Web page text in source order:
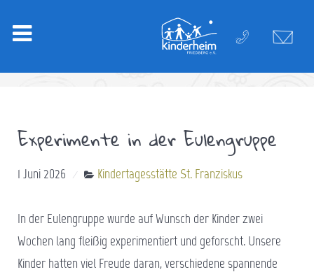
Experimente in der Eulengruppe
1 Juni 2026 Kindertagesstätte St. Franziskus
In der Eulengruppe wurde auf Wunsch der Kinder zwei
Wochen lang fleißig experimentiert und geforscht. Unsere
Kinder hatten viel Freude daran, verschiedene spannende